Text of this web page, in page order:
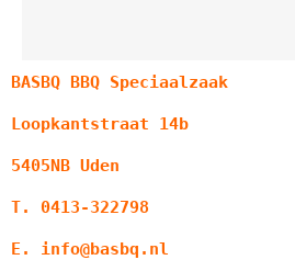
BASBQ BBQ Speciaalzaak
Loopkantstraat 14b
5405NB Uden
T. 0413-322798
E. info@basbq.nl